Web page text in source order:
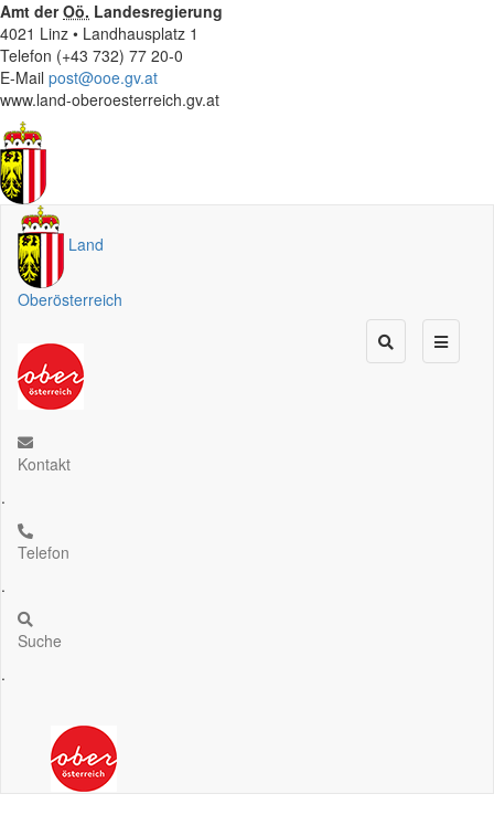
Amt derOö. Landesregierung
4021 Linz • Landhausplatz 1
Telefon (+43 732) 77 20-0
E-Mail post@ooe.gv.at
www.land-oberoesterreich.gv.at
Land
Oberösterreich
Kontakt
.
Telefon
.
Suche
.